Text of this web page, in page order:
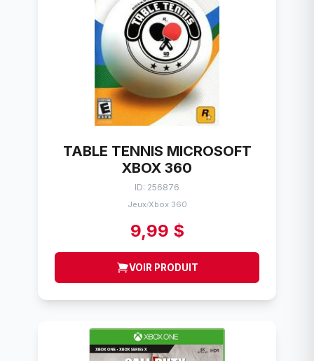
TABLE TENNIS MICROSOFT
XBOX 360
ID: 256876
Jeux/Xbox 360
9,99 $
VOIR PRODUIT